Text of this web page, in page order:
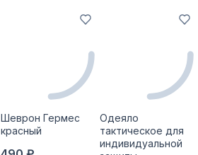
Шеврон Гермес
красный
Одеяло
тактическое для
индивидуальной